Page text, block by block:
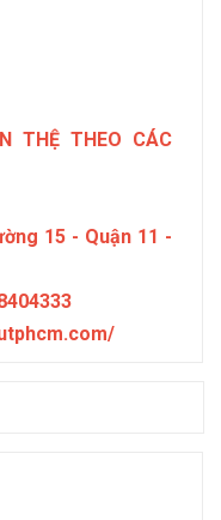
THỆ THEO CÁC
15 - Quận 11 -